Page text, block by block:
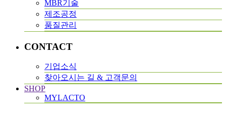
MBR기술
제조공정
품질관리
CONTACT
기업소식
찾아오시는 길 & 고객문의
SHOP
MYLACTO